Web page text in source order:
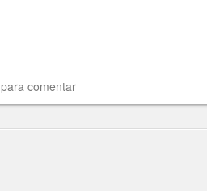
para comentar